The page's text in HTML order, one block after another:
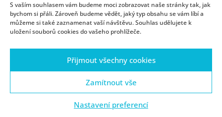
S vaším souhlasem vám budeme moci zobrazovat naše stránky tak, jak
bychom si přáli. Zároveň budeme vědět, jaký typ obsahu se vám líbí a
můžeme si také zaznamenat vaší návštěvu. Souhlas udělujete k
uložení souborů cookies do vašeho prohlížeče.
Přijmout všechny cookies
Zamítnout vše
Nastavení preferencí
Úvod Kontakt
Konzultační hodiny
Přijímací řízení
Portál ZČU Webmail